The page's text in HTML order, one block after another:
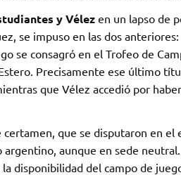
y Vélezen un lapso de
se impuso en las dos
se consagró en el Trofeo de
Precisamente ese último
que Vélez accedió por
que se disputaron en
aunque en sede
disponibilidad del campo de